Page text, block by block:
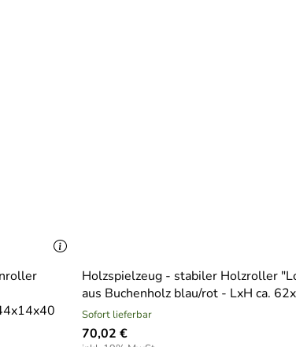
Traditionell
Für innen
NOOS
Mindestalter 36 Monate
Holzspielzeug - stabiler Holzroller
aus Buchenholz blau/rot - LxH ca.
Sofort lieferbar
70,02 €